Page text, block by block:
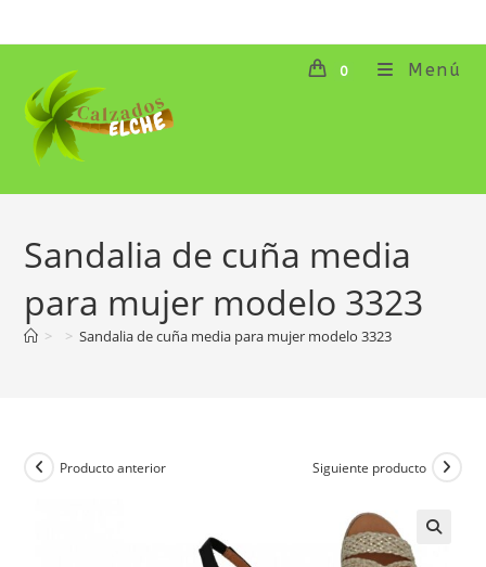
al
contenido
0 Menú
Sandalia de cuña media
para mujer modelo 3323
> > Sandalia de cuña media para mujer modelo 3323
Producto anterior Siguiente producto